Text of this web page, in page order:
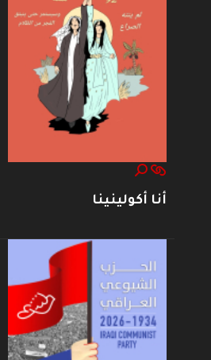
أنا أكولينينا